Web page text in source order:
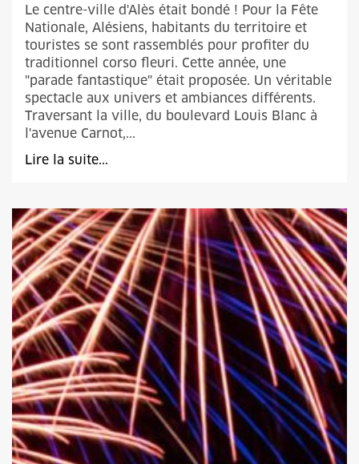
Le centre-ville d'Alès était bondé ! Pour la Fête
Nationale, Alésiens, habitants du territoire et
touristes se sont rassemblés pour profiter du
traditionnel corso fleuri. Cette année, une
"parade fantastique" était proposée. Un véritable
spectacle aux univers et ambiances différents.
Traversant la ville, du boulevard Louis Blanc à
l'avenue Carnot,...
Lire la suite...